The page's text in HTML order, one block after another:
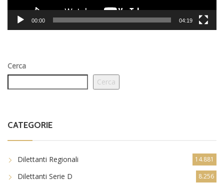
00:00 04:19
Cerca
Cerca
CATEGORIE
Dilettanti Regionali 14.881
Dilettanti Serie D 8.256